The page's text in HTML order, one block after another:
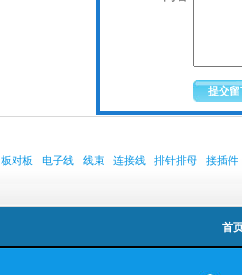
板对板 电子线 线束 连接线 排针排母 接插件
首